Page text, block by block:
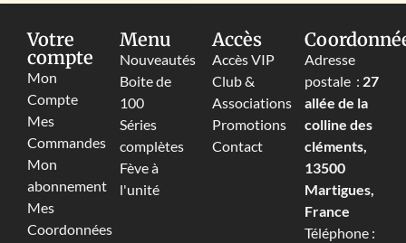
Votre
compte
Mon
Compte
Mes
Commandes
Mon
abonnement
Mes
Coordonnées
Menu
Nouveautés
Boite de
100
Séries
complètes
Fève à
l'unité
Accès
Accès VIP
Club &
Associations
Promotions
Contact
Adresse
postale : 27
allée de la
colline des
cléments,
13500
Martigues,
France
Téléphone :